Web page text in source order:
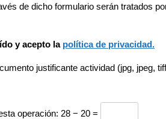
de dicho formulario serán tratados
y acepto la política de privacidad.
justificante actividad (jpg, jpeg,
operación: 28 − 20 =